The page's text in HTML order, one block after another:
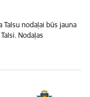
nodaļai būs jauna
Nodaļas